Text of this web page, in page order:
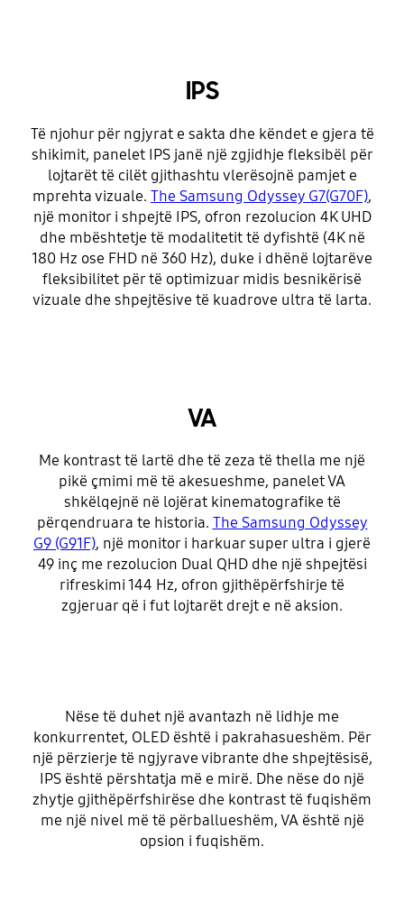
IPS
Të njohur për ngjyrat e sakta dhe këndet e gjera të
shikimit, panelet IPS janë një zgjidhje fleksibël për
lojtarët të cilët gjithashtu vlerësojnë pamjet e
mprehta vizuale. The Samsung Odyssey G7(G70F),
një monitor i shpejtë IPS, ofron rezolucion 4K UHD
dhe mbështetje të modalitetit të dyfishtë (4K në
180 Hz ose FHD në 360 Hz), duke i dhënë lojtarëve
fleksibilitet për të optimizuar midis besnikërisë
vizuale dhe shpejtësive të kuadrove ultra të larta.
VA
Me kontrast të lartë dhe të zeza të thella me një
pikë çmimi më të akesueshme, panelet VA
shkëlqejnë në lojërat kinematografike të
përqendruara te historia. The Samsung Odyssey
G9 (G91F), një monitor i harkuar super ultra i gjerë
49 inç me rezolucion Dual QHD dhe një shpejtësi
rifreskimi 144 Hz, ofron gjithëpërfshirje të
zgjeruar që i fut lojtarët drejt e në aksion.
Nëse të duhet një avantazh në lidhje me
konkurrentet, OLED është i pakrahasueshëm. Për
një përzierje të ngjyrave vibrante dhe shpejtësisë,
IPS është përshtatja më e mirë. Dhe nëse do një
zhytje gjithëpërfshirëse dhe kontrast të fuqishëm
me një nivel më të përballueshëm, VA është një
opsion i fuqishëm.